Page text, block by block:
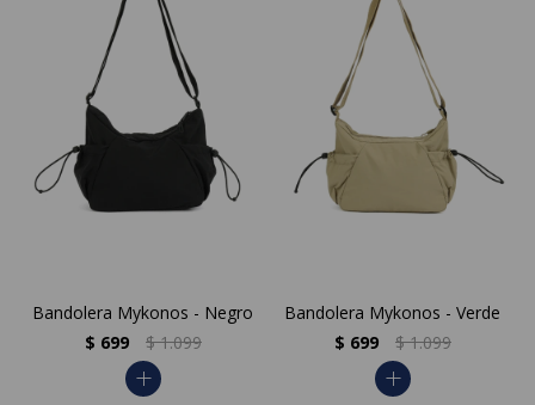
Bandolera Mykonos - Negro
$ 699 $ 1.099
add
Bandolera Mykonos - Verde
$ 699 $ 1.099
add